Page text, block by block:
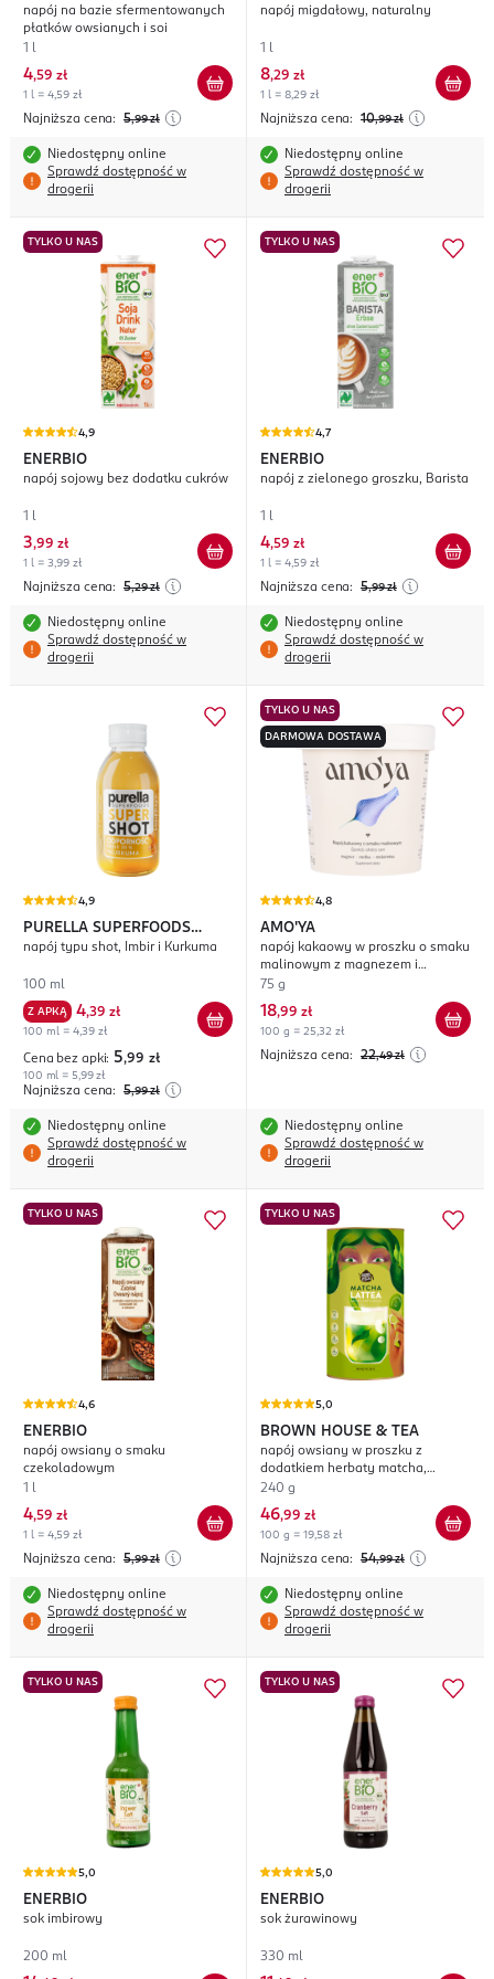
napój na bazie sfermentowanych
płatków owsianych i soi
1 l
4,59 zł
1 l = 4,59 zł
Najniższa cena: 5,99 zł
Niedostępny online
Sprawdź dostępność w
drogerii
napój migdałowy, naturalny
1 l
8,29 zł
1 l = 8,29 zł
Najniższa cena: 10,99 zł
Niedostępny online
Sprawdź dostępność w
drogerii
TYLKO U NAS
4,9
ENERBIO
napój sojowy bez dodatku cukrów
1 l
3,99 zł
1 l = 3,99 zł
Najniższa cena: 5,29 zł
Niedostępny online
Sprawdź dostępność w
drogerii
TYLKO U NAS
4,7
ENERBIO
napój z zielonego groszku, Barista
1 l
4,59 zł
1 l = 4,59 zł
Najniższa cena: 5,99 zł
Niedostępny online
Sprawdź dostępność w
drogerii
4,9
PURELLA SUPERFOODS
Super Shot Odporność
napój typu shot, Imbir i Kurkuma
100 ml
Z APKĄ 4,39 zł
100 ml = 4,39 zł
Cena bez apki: 5,99 zł
100 ml = 5,99 zł
Najniższa cena: 5,99 zł
Niedostępny online
Sprawdź dostępność w
drogerii
TYLKO U NAS
DARMOWA DOSTAWA
4,8
AMO'YA
napój kakaowy w proszku o smaku
malinowym z magnezem i
ekstraktem z melisy, suplement
75 g
18,99 zł
100 g = 25,32 zł
Najniższa cena: 22,49 zł
Niedostępny online
Sprawdź dostępność w
drogerii
TYLKO U NAS
4,6
ENERBIO
napój owsiany o smaku
czekoladowym
1 l
4,59 zł
1 l = 4,59 zł
Najniższa cena: 5,99 zł
Niedostępny online
Sprawdź dostępność w
drogerii
TYLKO U NAS
5,0
BROWN HOUSE & TEA
napój owsiany w proszku z
dodatkiem herbaty matcha,
bezglutenowy
240 g
46,99 zł
100 g = 19,58 zł
Najniższa cena: 54,99 zł
Niedostępny online
Sprawdź dostępność w
drogerii
TYLKO U NAS
5,0
ENERBIO
sok imbirowy
200 ml
TYLKO U NAS
5,0
ENERBIO
sok żurawinowy
330 ml